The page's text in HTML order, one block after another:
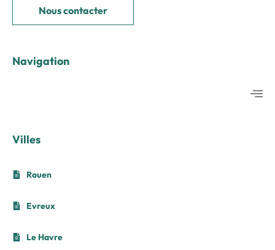
Nous contacter
Navigation
Villes
Rouen
Evreux
Le Havre